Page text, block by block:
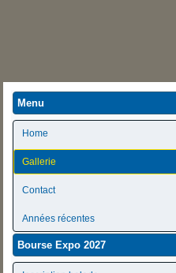
Menu
Home
Gallerie
Contact
Années récentes
Bourse Expo 2027